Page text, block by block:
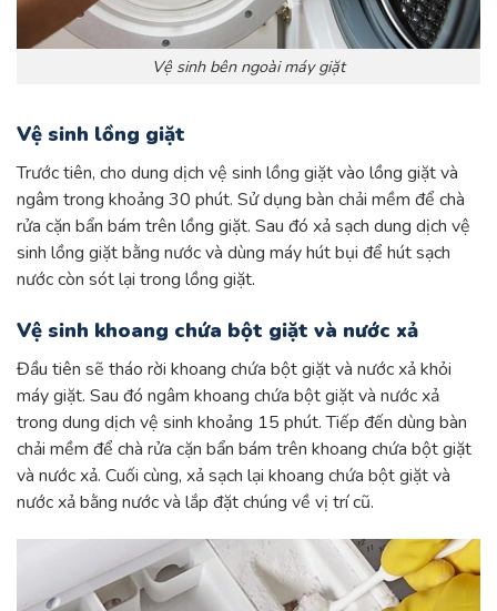
Vệ sinh bên ngoài máy giặt
Vệ sinh lồng giặt
Trước tiên, cho dung dịch vệ sinh lồng giặt vào lồng giặt và
ngâm trong khoảng 30 phút. Sử dụng bàn chải mềm để chà
rửa cặn bẩn bám trên lồng giặt. Sau đó xả sạch dung dịch vệ
sinh lồng giặt bằng nước và dùng máy hút bụi để hút sạch
nước còn sót lại trong lồng giặt.
Vệ sinh khoang chứa bột giặt và nước xả
Đầu tiên sẽ tháo rời khoang chứa bột giặt và nước xả khỏi
máy giặt. Sau đó ngâm khoang chứa bột giặt và nước xả
trong dung dịch vệ sinh khoảng 15 phút. Tiếp đến dùng bàn
chải mềm để chà rửa cặn bẩn bám trên khoang chứa bột giặt
và nước xả. Cuối cùng, xả sạch lại khoang chứa bột giặt và
nước xả bằng nước và lắp đặt chúng về vị trí cũ.